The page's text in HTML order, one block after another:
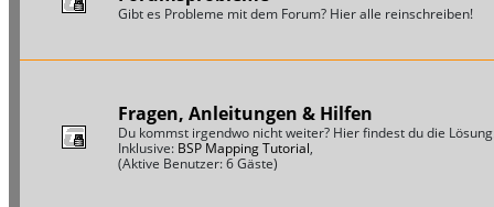
Gibt es Probleme mit dem Forum? Hier alle reinschreiben!
Fragen, Anleitungen & Hilfen
Du kommst irgendwo nicht weiter? Hier findest du die
Inklusive: BSP Mapping Tutorial,
(Aktive Benutzer: 6 Gäste)